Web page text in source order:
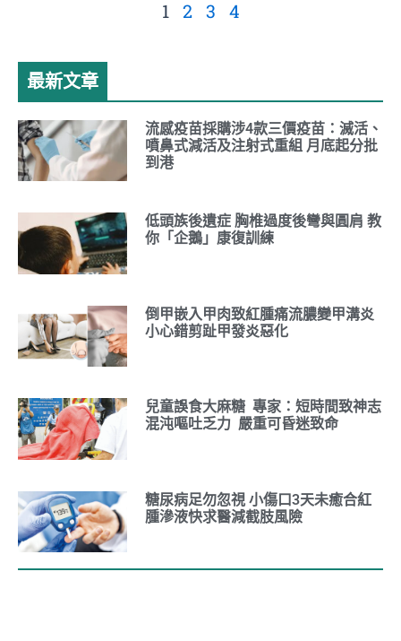
1 2 3 4
最新文章
流感疫苗採購涉4款三價疫苗：滅活、
噴鼻式減活及注射式重組 月底起分批
到港
低頭族後遺症 胸椎過度後彎與圓肩 教
你「企鵝」康復訓練
倒甲嵌入甲肉致紅腫痛流膿變甲溝炎
小心錯剪趾甲發炎惡化
兒童誤食大麻糖 專家：短時間致神志
混沌嘔吐乏力 嚴重可昏迷致命
糖尿病足勿忽視 小傷口3天未癒合紅
腫滲液快求醫減截肢風險